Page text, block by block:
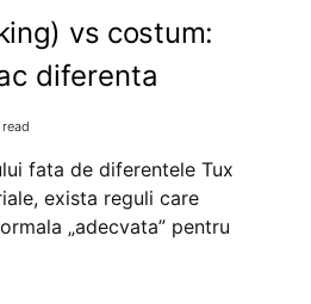
vs costum:
diferenta
fata de diferentele Tux
exista reguli care
„adecvata” pentru